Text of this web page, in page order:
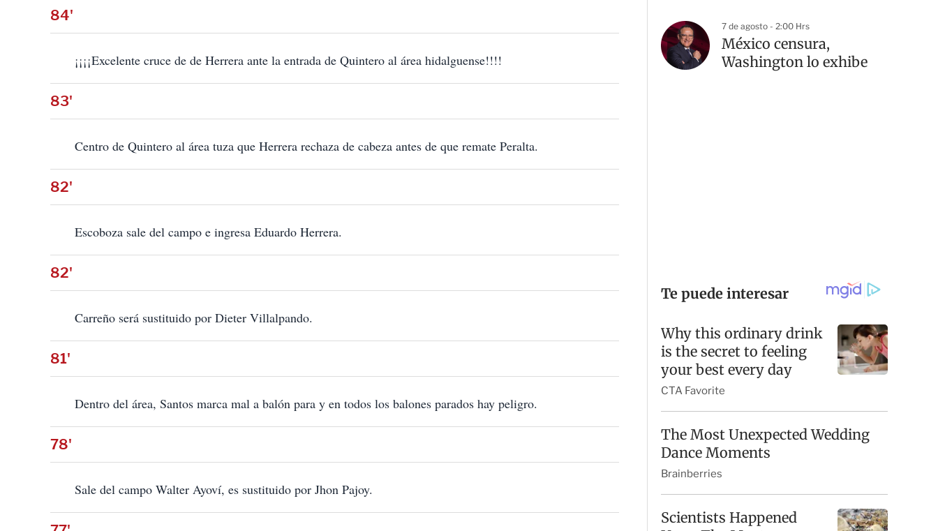
84'
¡¡¡¡Excelente cruce de de Herrera ante la entrada de Quintero al área hidalguense!!!!
83'
Centro de Quintero al área tuza que Herrera rechaza de cabeza antes de que remate Peralta.
82'
Escoboza sale del campo e ingresa Eduardo Herrera.
82'
Carreño será sustituido por Dieter Villalpando.
81'
Dentro del área, Santos marca mal a balón para y en todos los balones parados hay peligro.
78'
Sale del campo Walter Ayoví, es sustituido por Jhon Pajoy.
7 de agosto - 2:00 Hrs
México censura,
Washington lo exhibe